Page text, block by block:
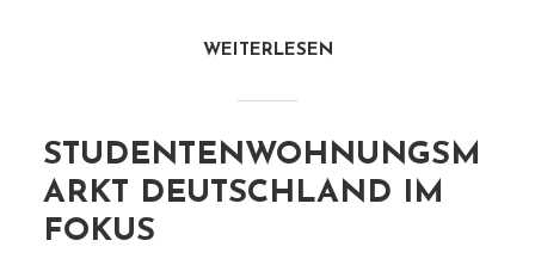
WEITERLESEN
STUDENTENWOHNUNGSM
ARKT DEUTSCHLAND IM
FOKUS